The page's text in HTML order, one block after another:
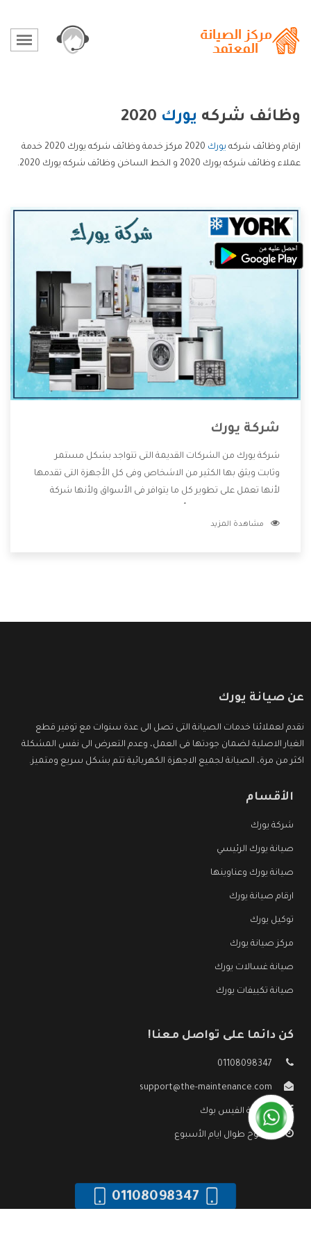
وظائف شركه يورك
ارقام وظائف شركه يورك
2020 مركز خدمة وظائف شركه يورك 2020 خدمة
عملاء وظائف شركه يورك 2020 و الخط الساخن وظائف شركه يورك 2020.
شركة يورك
شركة يورك من الشركات القديمة التى تتواجد بشكل مستمر
وثابت ويثق بها الكثير من الاشخاص وفى كل الأجهزة التى تقدمها
لأنها تعمل على تطوير كل ما يتوافر فى الأسواق ولأنها شركة
وتقدم للعملاء أقوى العروض والخصومات التى تسهل على
مشاهدة المزيد
عن صيانة يورك
نقدم لعملائنا خدمات الصيانة التى تصل الى عدة سنوات مع توفير قطع
الغيار الاصلية لضمان جودتها فى العمل، وعدم التعرض الى نفس المشكلة
اكثر من مرة، الصيانة لجميع الاجهزة الكهربائية تتم بشكل سريع ومتميز.
الأقسام
شركة يورك
صيانة يورك الرئيسي
صيانة يورك وعناوينها
ارقام صيانة يورك
توكيل يورك
مركز صيانة يورك
صيانة غسالات يورك
صيانة تكييفات يورك
كن دائما على تواصل معنا!
01108098347
support@the-maintenance.com
صفحة الفيس بوك
مفتوح طوال ايام الأسبوع
01108098347